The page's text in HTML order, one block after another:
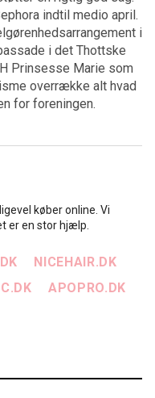
indtil medio april.
i
i det Thottske
Prinsesse Marie som
overrække alt hvad
for foreningen.
køber online. Vi
er en stor hjælp.
NICEHAIR.DK
APOPRO.DK